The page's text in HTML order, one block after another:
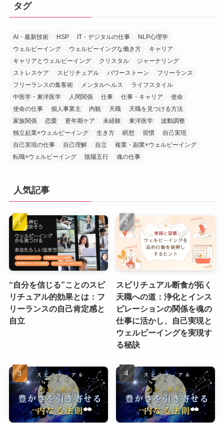
タグ
AI・最新技術 HSP IT・デジタルの仕事
NLP心理学
ウェルビーイング
ウェルビーイングな働き方
キャリア
キャリアとウェルビーイング
クリスタル
ジャーナリング
ストレスケア
スピリチュアル パワーストーン
フリーランス
フリーランスの集客術
メンタルヘルス
ライフスタイル
中医学・東洋医学
人間関係 仕事 仕事・キャリア
使命
使命の仕事
個人事業主 内観 天職
天職を見つける方法
家族関係
恋愛 更年期ケア 未経験 東洋医学
波動調整
独立起業×ウェルビーイング
生き方 瞑想 習慣
自己実現
自己実現の仕事
自己理解 自立
複業・副業×ウェルビーイング
転職×ウェルビーイング
陰陽五行 魂の仕事
人気記事
“自分を信じる”ことのスピ
リチュアル的効果とは：フ
リーランスの自己肯定感と
自立
スピリチュアル断食が拓く
天職への道：浄化とインス
ピレーションの関係を魂の
仕事に活かし、自己実現と
ウェルビーイングを実現す
る秘訣